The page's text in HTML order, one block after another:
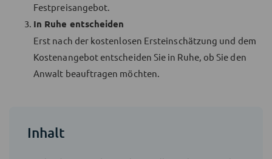
Festpreisangebot.
In Ruhe entscheiden
Erst nach der kostenlosen Ersteinschätzung und dem
Kostenangebot entscheiden Sie in Ruhe, ob Sie den
Anwalt beauftragen möchten.
Inhalt